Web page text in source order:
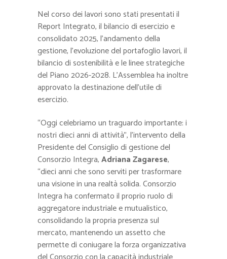
Nel corso dei lavori sono stati presentati il
Report Integrato, il bilancio di esercizio e
consolidato 2025, l’andamento della
gestione, l’evoluzione del portafoglio lavori, il
bilancio di sostenibilità e le linee strategiche
del Piano 2026-2028. L’Assemblea ha inoltre
approvato la destinazione dell’utile di
esercizio.
“Oggi celebriamo un traguardo importante: i
nostri dieci anni di attività”, l’intervento della
Presidente del Consiglio di gestione del
Consorzio Integra,Adriana Zagarese,
“dieci anni che sono serviti per trasformare
una visione in una realtà solida. Consorzio
Integra ha confermato il proprio ruolo di
aggregatore industriale e mutualistico,
consolidando la propria presenza sul
mercato, mantenendo un assetto che
permette di coniugare la forza organizzativa